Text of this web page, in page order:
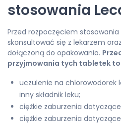
stosowania
Przed rozpoczęciem stosowania
skonsultować się z lekarzem
dołączoną do opakowania.
przyjmowania tych tabletek
uczulenie na chlorowodorek
inny składnik leku;
ciężkie zaburzenia
ciężkie zaburzenia